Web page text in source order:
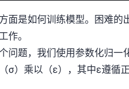
是如何训练模型。困难的
作。
题，我们使用参数化归一
σ）乘以（ε），其中ε遵循